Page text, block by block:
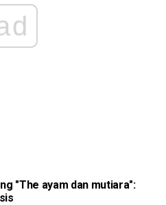
"The ayam dan mutiara":